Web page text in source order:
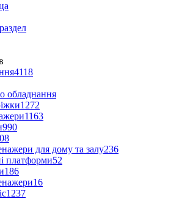
4118
обладнання
1272
1163
990
для дому та залу236
платформи52
186
16
1237